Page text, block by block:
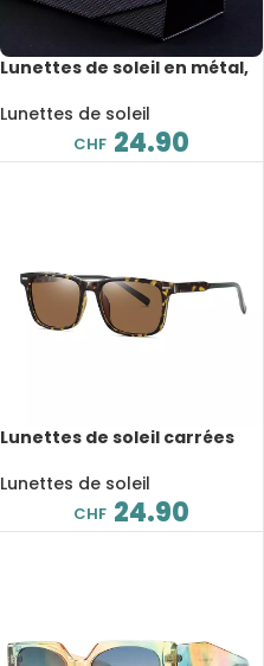
Lunettes de soleil en métal,
avec protection UV400
Lunettes de soleil
CHF 24.90
Lunettes de soleil carrées
UV400, avec boite de
rangement
Lunettes de soleil
CHF 24.90